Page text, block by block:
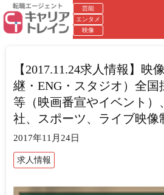
芸能
エンタメ
映像
【2017.11.24求人情報】映
継・ENG・スタジオ）全
等（映画番宣やイベント）
社、スポーツ、ライブ映像
2017年11月24日
求人情報